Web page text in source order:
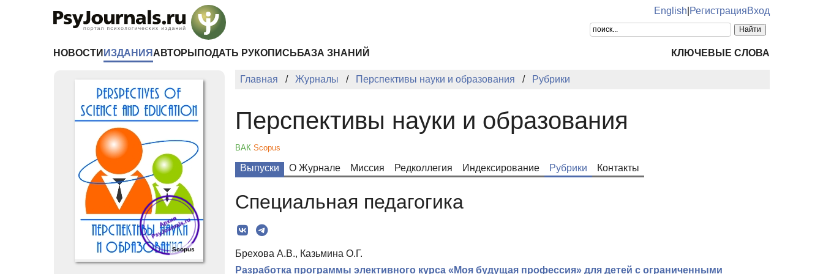
English РегистрацияВход
НОВОСТИ ИЗДАНИЯ АВТОРЫ ПОДАТЬ РУКОПИСЬ БАЗА ЗНАНИЙ КЛЮЧЕВЫЕ СЛОВА
Главная Журналы Перспективы науки и образования Рубрики
Перспективы науки и образования
ВАК Scopus
Выпуски О Журнале Миссия Редколлегия Индексирование Рубрики Контакты
Специальная педагогика
Брехова А.В., Казьмина О.Г.
Разработка программы элективного курса «Моя будущая профессия» для детей с ограниченными
Scopus